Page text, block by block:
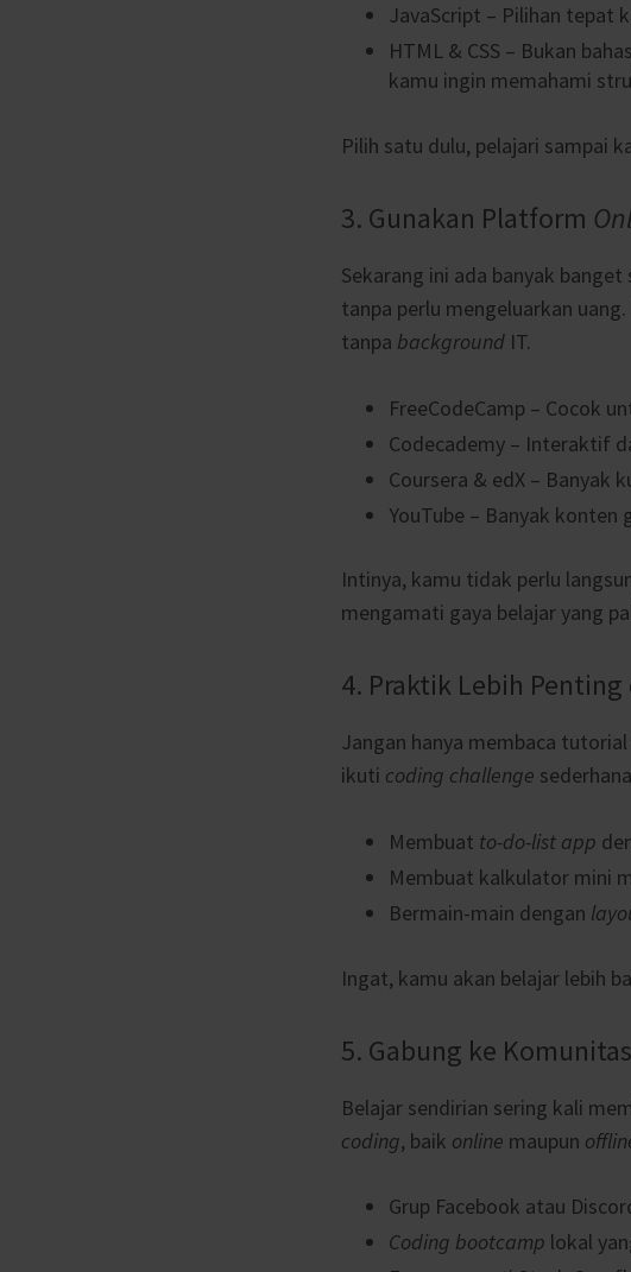
JavaScript – Pilihan tepat
HTML & CSS – Bukan
kamu ingin memahami
Pilih satu dulu, pelajari sampai
3. Gunakan Platform
Sekarang ini ada banyak banget
tanpa perlu mengeluarkan
tanpa background IT.
FreeCodeCamp – Cocok
Codecademy – Interaktif
Coursera & edX – Banyak
YouTube – Banyak konten
Intinya, kamu tidak perlu
mengamati gaya belajar yang
4. Praktik Lebih
Jangan hanya membaca
ikuti coding challenge
Membuat to-do-list app
Membuat kalkulator mini
Bermain-main dengan
Ingat, kamu akan belajar lebih
5. Gabung ke
Belajar sendirian sering kali
coding, baik online maupun
Grup Facebook atau
Coding bootcamp lokal